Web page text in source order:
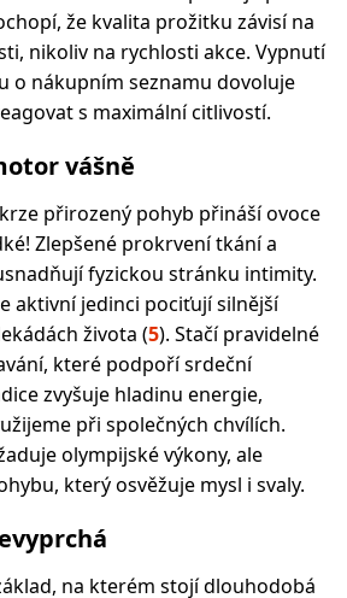
že kvalita prožitku závisí na
nikoliv na rychlosti akce. Vypnutí
o nákupním seznamu dovoluje
s maximální citlivostí.
vášně
přirozený pohyb přináší ovoce
Zlepšené prokrvení tkání a
fyzickou stránku intimity.
aktivní jedinci pociťují silnější
života (5). Stačí pravidelné
které podpoří srdeční
zvyšuje hladinu energie,
při společných chvílích.
olympijské výkony, ale
který osvěžuje mysl i svaly.
na kterém stojí dlouhodobá